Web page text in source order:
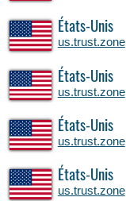
États-Unis
us.trust.zone
États-Unis
us.trust.zone
États-Unis
us.trust.zone
États-Unis
us.trust.zone